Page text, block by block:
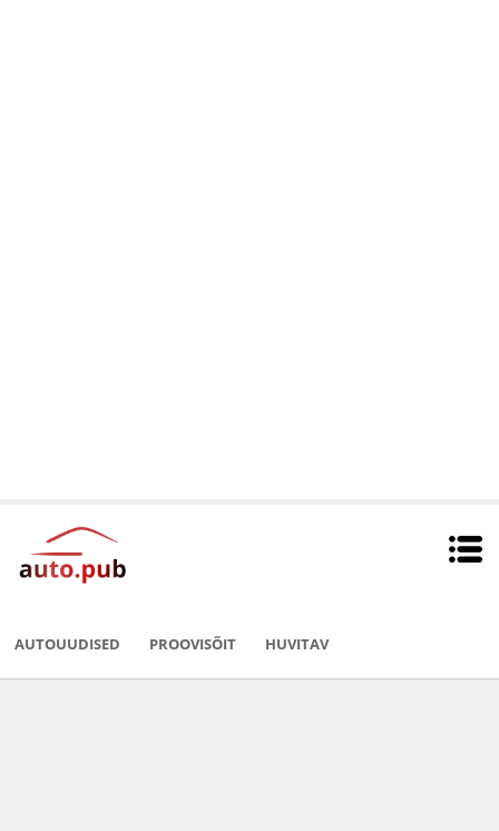
AUTOUUDISED PROOVISÕIT HUVITAV